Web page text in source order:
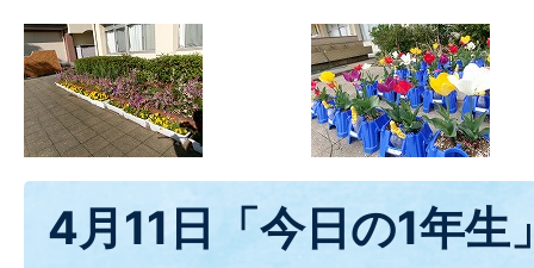
4月11日「今日の1年生